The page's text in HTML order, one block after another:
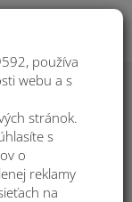
rafie
používa
webu a s
stránok.
s
o
reklamy
na